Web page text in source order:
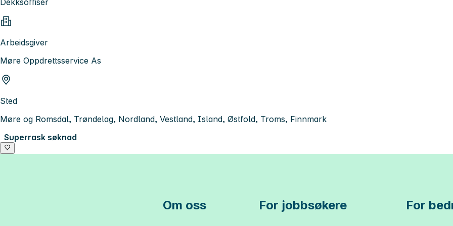
Dekksoffiser
Arbeidsgiver
Møre Oppdrettsservice As
Sted
Møre og Romsdal, Trøndelag, Nordland, Vestland, Island, Østfold, Troms, Finnmark
Superrask søknad
Om oss For jobbsøkere For